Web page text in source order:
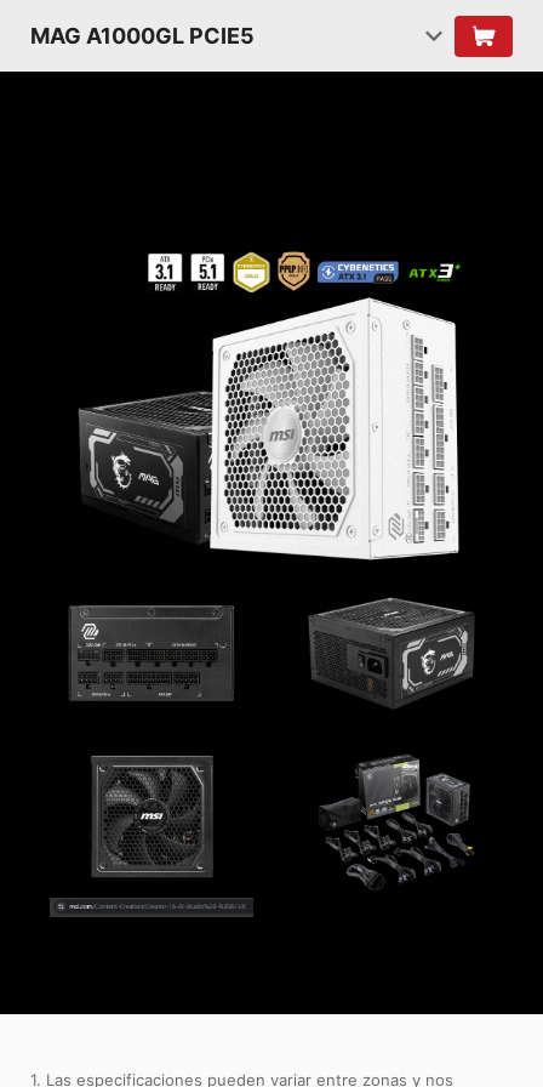
MAG A1000GL PCIE5
1. Las especificaciones pueden variar entre zonas y nos